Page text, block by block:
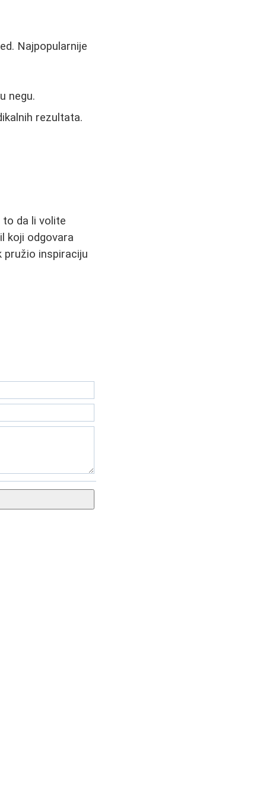
Najpopularnije
negu.
rezultata.
da li volite
koji odgovara
pružio inspiraciju